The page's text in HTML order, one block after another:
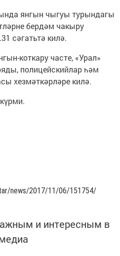
янгын чыгуы турындагы
бердәм чакыру
сәгатьтә килә.
коткару часте, «Урал»
полицейскийлар һәм
хезмәткәрләре килә.
news/2017/11/06/151754/
и интересным в